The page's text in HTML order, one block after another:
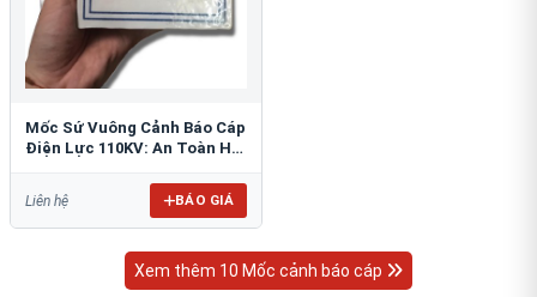
Mốc Sứ Vuông Cảnh Báo Cáp
Điện Lực 110KV: An Toàn Hệ
Liên hệ BÁO GIÁ
Xem thêm 10 Mốc cảnh báo cáp